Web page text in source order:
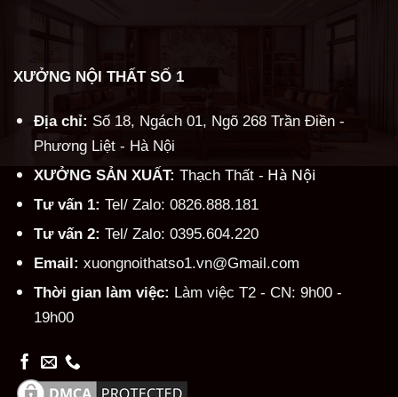
XƯỞNG NỘI THẤT SỐ 1
Địa chỉ: Số 18, Ngách 01, Ngõ 268 Trần Điền -
Phương Liệt - Hà Nội
XƯỞNG SẢN XUẤT: Thạch Thất - Hà Nội
Tư vấn 1: Tel/ Zalo: 0826.888.181
Tư vấn 2: Tel/ Zalo: 0395.604.220
Email: xuongnoithatso1.vn@Gmail.com
Thời gian làm việc: Làm việc T2 - CN: 9h00 -
19h00